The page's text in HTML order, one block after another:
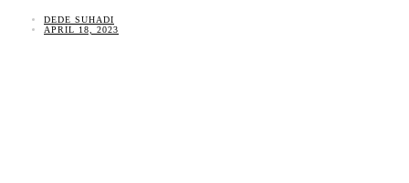
DEDE SUHADI
APRIL 18, 2023